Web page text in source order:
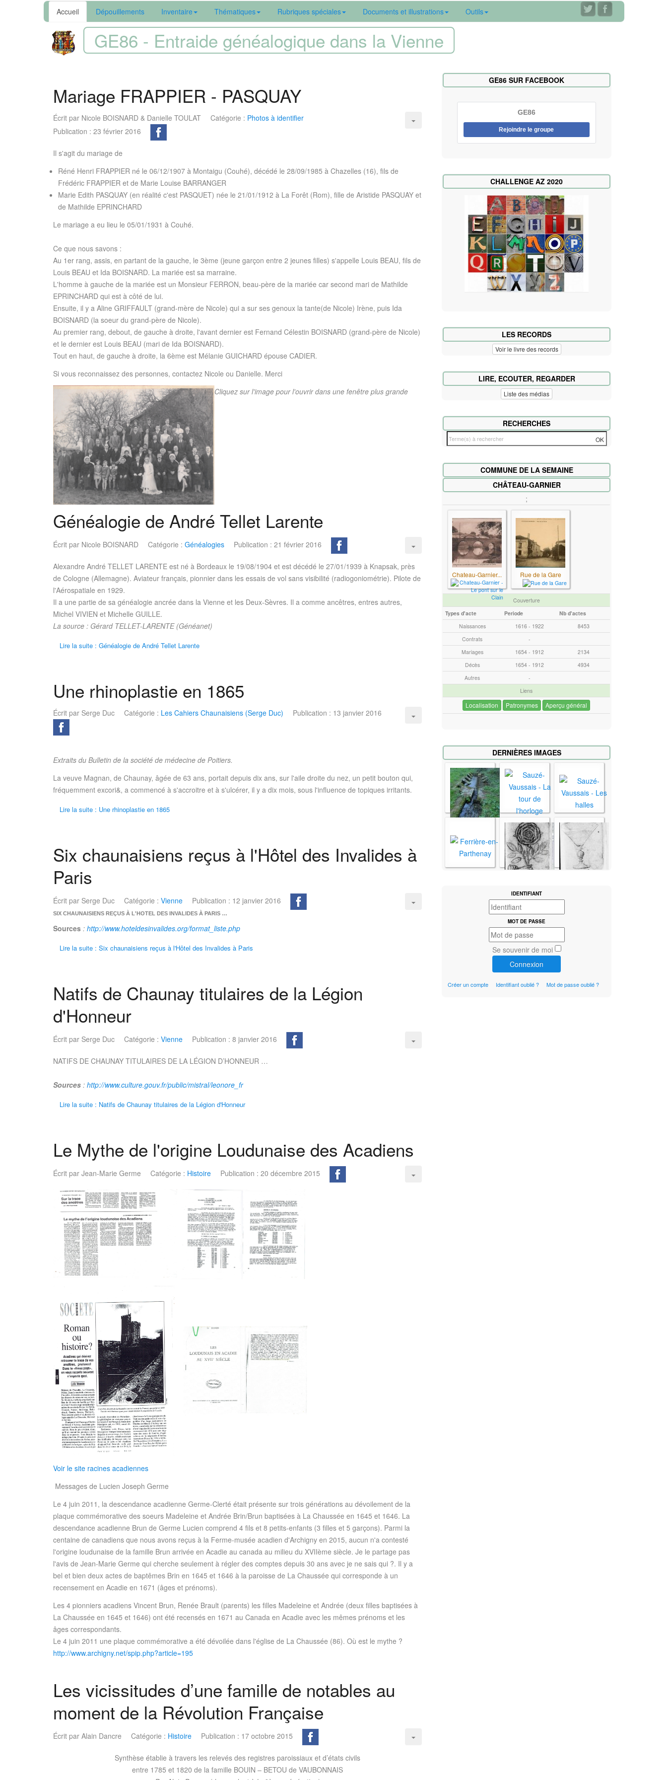
Accueil Dépouillements Inventaire Thématiques Rubriques spéciales Documents et illustrations Outils
GE86 - Entraide généalogique dans la Vienne
Mariage FRAPPIER - PASQUAY
Écrit par Nicole BOISNARD & Danielle TOULAT Catégorie : Photos à identifier
Publication : 23 février 2016
Il s'agit du mariage de
Réné Henri FRAPPIER né le 06/12/1907 à Montaigu (Couhé), décédé le 28/09/1985 à Chazelles (16), fils de
Frédéric FRAPPIER et de Marie Louise BARRANGER
Marie Edith PASQUAY (en réalité c'est PASQUET) née le 21/01/1912 à La Forêt (Rom), fille de Aristide PASQUAY et
de Mathilde EPRINCHARD
Le mariage a eu lieu le 05/01/1931 à Couhé.
Ce que nous savons :
Au 1er rang, assis, en partant de la gauche, le 3ème (jeune garçon entre 2 jeunes filles) s'appelle Louis BEAU, fils de
Louis BEAU et Ida BOISNARD. La mariée est sa marraine.
L'homme à gauche de la mariée est un Monsieur FERRON, beau-père de la mariée car second mari de Mathilde
EPRINCHARD qui est à côté de lui.
Ensuite, il y a Aline GRIFFAULT (grand-mère de Nicole) qui a sur ses genoux la tante(de Nicole) Irène, puis Ida
BOISNARD (la soeur du grand-père de Nicole).
Au premier rang, debout, de gauche à droite, l'avant dernier est Fernand Célestin BOISNARD (grand-père de Nicole)
et le dernier est Louis BEAU (mari de Ida BOISNARD).
Tout en haut, de gauche à droite, la 6ème est Mélanie GUICHARD épouse CADIER.
Si vous reconnaissez des personnes, contactez Nicole ou Danielle. Merci
Cliquez sur l'image pour l'ouvrir dans une fenêtre plus grande
Généalogie de André Tellet Larente
Écrit par Nicole BOISNARD Catégorie : Généalogies Publication : 21 février 2016
Alexandre André TELLET LARENTE est né à Bordeaux le 19/08/1904 et est décédé le 27/01/1939 à Knapsak, près
de Cologne (Allemagne). Aviateur français, pionnier dans les essais de vol sans visibilité (radiogoniométrie). Pilote de
l'Aérospatiale en 1929.
Il a une partie de sa généalogie ancrée dans la Vienne et les Deux-Sèvres. Il a comme ancêtres, entres autres,
Michel VIVIEN et Michelle GUILLE.
La source : Gérard TELLET-LARENTE (Généanet)
Lire la suite : Généalogie de André Tellet Larente
Une rhinoplastie en 1865
Écrit par Serge Duc Catégorie : Les Cahiers Chaunaisiens (Serge Duc) Publication : 13 janvier 2016
Extraits du Bulletin de la société de médecine de Poitiers.
La veuve Magnan, de Chaunay, âgée de 63 ans, portait depuis dix ans, sur l'aile droite du nez, un petit bouton qui,
fréquemment excori&, a commencé à s'accroitre et à s'ulcérer, il y a dix mois, sous l'influence de topiques irritants.
Lire la suite : Une rhinoplastie en 1865
Six chaunaisiens reçus à l'Hôtel des Invalides à
Paris
Écrit par Serge Duc Catégorie : Vienne Publication : 12 janvier 2016
SIX CHAUNAISIENS REÇUS À L'HOTEL DES INVALIDES À PARIS …
Sources : http://www.hoteldesinvalides.org/format_liste.php
Lire la suite : Six chaunaisiens reçus à l'Hôtel des Invalides à Paris
Natifs de Chaunay titulaires de la Légion
d'Honneur
Écrit par Serge Duc Catégorie : Vienne Publication : 8 janvier 2016
NATIFS DE CHAUNAY TITULAIRES DE LA LÉGION D’HONNEUR …
Sources : http://www.culture.gouv.fr/public/mistral/leonore_fr
Lire la suite : Natifs de Chaunay titulaires de la Légion d'Honneur
Le Mythe de l'origine Loudunaise des Acadiens
Écrit par Jean-Marie Germe Catégorie : Histoire Publication : 20 décembre 2015
Voir le site racines acadiennes
Messages de Lucien Joseph Germe
Le 4 juin 2011, la descendance acadienne Germe-Clerté était présente sur trois générations au dévoilement de la
plaque commémorative des soeurs Madeleine et Andrée Brin/Brun baptisées à La Chaussée en 1645 et 1646. La
descendance acadienne Brun de Germe Lucien comprend 4 fils et 8 petits-enfants (3 filles et 5 garçons). Parmi la
centaine de canadiens que nous avons reçus à la Ferme-musée acadien d'Archigny en 2015, aucun n'a contesté
l'origine loudunaise de la famille Brun arrivée en Acadie au canada au milieu du XVIIème siècle. Je le partage pas
l'avis de Jean-Marie Germe qui cherche seulement à régler des comptes depuis 30 ans avec je ne sais qui ?. Il y a
bel et bien deux actes de baptêmes Brin en 1645 et 1646 à la paroisse de La Chaussée qui corresponde à un
recensement en Acadie en 1671 (âges et prénoms).
Les 4 pionniers acadiens Vincent Brun, Renée Brault (parents) les filles Madeleine et Andrée (deux filles baptisées à
La Chaussée en 1645 et 1646) ont été recensés en 1671 au Canada en Acadie avec les mêmes prénoms et les
âges correspondants.
Le 4 juin 2011 une plaque commémorative a été dévoilée dans l'église de La Chaussée (86). Où est le mythe ?
http://www.archigny.net/spip.php?article=195
Les vicissitudes d’une famille de notables au
moment de la Révolution Française
Écrit par Alain Dancre Catégorie : Histoire Publication : 17 octobre 2015
Synthèse établie à travers les relevés des registres paroissiaux et d’états civils
entre 1785 et 1820 de la famille BOUIN – BETOU de VAUBONNAIS
GE86 SUR FACEBOOK
GE86
Rejoindre le groupe
CHALLENGE AZ 2020
LES RECORDS
Voir le livre des records
LIRE, ECOUTER, REGARDER
Liste des médias
RECHERCHES
T
e
s
e
c
OK
COMMUNE DE LA SEMAINE
CHÂTEAU-GARNIER
;
Chateau-Garnier... Rue de la Gare
Couverture
Types d'acte
Periode
Nb d'actes
Naissances
1616 - 1922
8453
Contrats
-
Mariages
1654 - 1912
2134
Décès
1654 - 1912
4934
Autres
-
Liens
Localisation Patronymes Aperçu général
DERNIÈRES IMAGES
IDENTIFIANT
MOT DE PASSE
Se souvenir de moi
Connexion
Créer un compte Identifiant oublié ? Mot de passe oublié ?